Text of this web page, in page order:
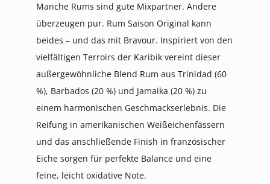
Manche Rums sind gute Mixpartner. Andere
überzeugen pur. Rum Saison Original kann
beides – und das mit Bravour. Inspiriert von den
vielfältigen Terroirs der Karibik vereint dieser
außergewöhnliche Blend Rum aus Trinidad (60
%), Barbados (20 %) und Jamaika (20 %) zu
einem harmonischen Geschmackserlebnis. Die
Reifung in amerikanischen Weißeichenfässern
und das anschließende Finish in französischer
Eiche sorgen für perfekte Balance und eine
feine, leicht oxidative Note.